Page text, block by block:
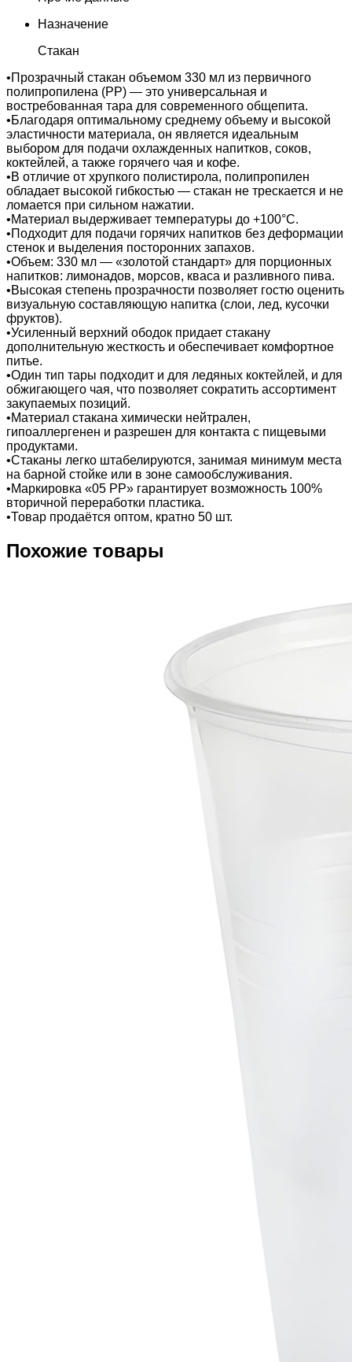
Назначение
Стакан
•Прозрачный стакан объемом 330 мл из первичного
полипропилена (PP) — это универсальная и
востребованная тара для современного общепита.
•Благодаря оптимальному среднему объему и высокой
эластичности материала, он является идеальным
выбором для подачи охлажденных напитков, соков,
коктейлей, а также горячего чая и кофе.
•В отличие от хрупкого полистирола, полипропилен
обладает высокой гибкостью — стакан не трескается и не
ломается при сильном нажатии.
•Материал выдерживает температуры до +100°C.
•Подходит для подачи горячих напитков без деформации
стенок и выделения посторонних запахов.
•Объем: 330 мл — «золотой стандарт» для порционных
напитков: лимонадов, морсов, кваса и разливного пива.
•Высокая степень прозрачности позволяет гостю оценить
визуальную составляющую напитка (слои, лед, кусочки
фруктов).
•Усиленный верхний ободок придает стакану
дополнительную жесткость и обеспечивает комфортное
питье.
•Один тип тары подходит и для ледяных коктейлей, и для
обжигающего чая, что позволяет сократить ассортимент
закупаемых позиций.
•Материал стакана химически нейтрален,
гипоаллергенен и разрешен для контакта с пищевыми
продуктами.
•Стаканы легко штабелируются, занимая минимум места
на барной стойке или в зоне самообслуживания.
•Маркировка «05 PP» гарантирует возможность 100%
вторичной переработки пластика.
•Товар продаётся оптом, кратно 50 шт.
Похожие товары